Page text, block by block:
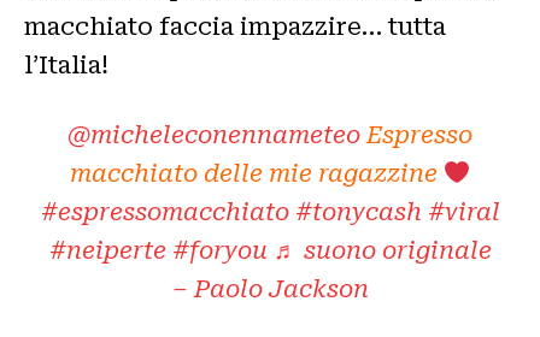
macchiato faccia impazzire… tutta
l’Italia!
@micheleconennameteoEspresso
macchiato delle mie ragazzine
#espressomacchiato #tonycash #viral
#neiperte #foryou ♬ suono originale
– Paolo Jackson